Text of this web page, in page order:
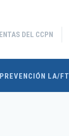
DEL CCPN
PREVENCIÓN LA/